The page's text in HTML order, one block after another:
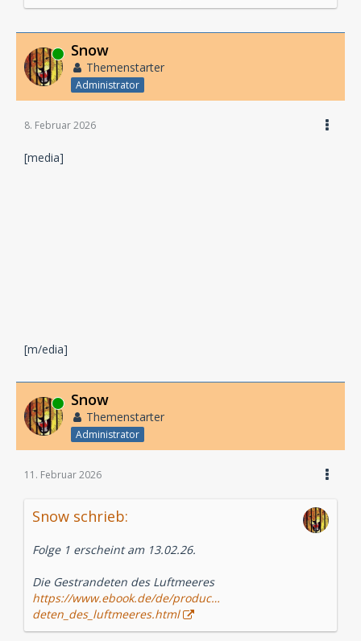
Online Snow
Themenstarter
Administrator
8. Februar 2026
[media]
[m/edia]
Online Snow
Themenstarter
Administrator
11. Februar 2026
Snow schrieb:
Folge 1 erscheint am 13.02.26.
Die Gestrandeten des Luftmeeres
https://www.ebook.de/de/produc…
deten_des_luftmeeres.html